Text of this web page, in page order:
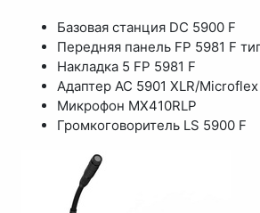
Базовая станция DC 5900 F
Передняя панель FP 5981 F
Накладка 5 FP 5981 F
Адаптер AC 5901 XLR/Microflex
Микрофон MX410RLP
Громкоговоритель LS 5900 F